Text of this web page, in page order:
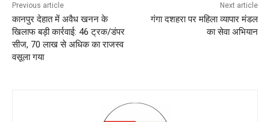
Previous article
कानपुर देहात में अवैध खनन के
खिलाफ बड़ी कार्रवाई: 46 ट्रक/डंपर
सीज, 70 लाख से अधिक का राजस्व
वसूला गया
Next article
गंगा दशहरा पर महिला व्यापार मंडल
का सेवा अभियान